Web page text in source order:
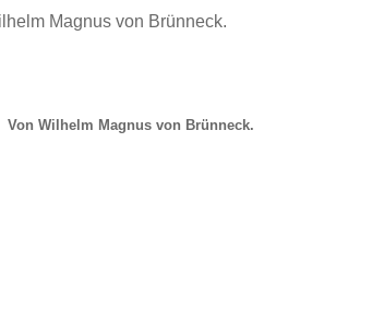
Magnus von Brünneck.
Von Wilhelm Magnus von Brünneck.